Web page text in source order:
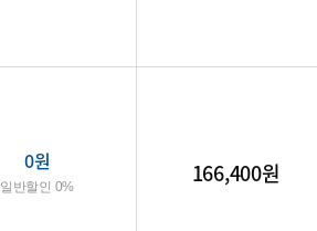
0원
일반할인 0% 166,400원